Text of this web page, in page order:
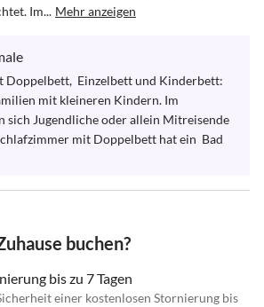
Im... Mehr anzeigen
Doppelbett,  Einzelbett und Kinderbett:
mit kleineren Kindern. Im
sich Jugendliche oder allein Mitreisende
mit Doppelbett hat ein  Bad
buchen?
bis zu 7 Tagen
einer kostenlosen Stornierung bis